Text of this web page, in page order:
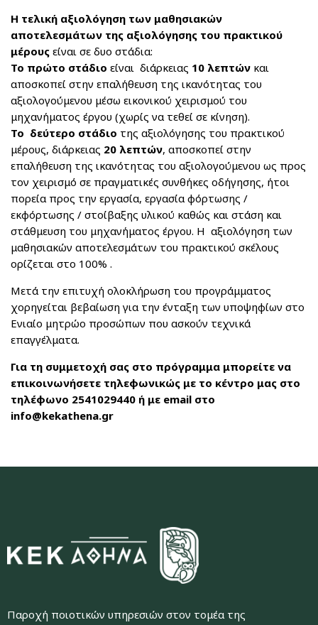
Η τελική αξιολόγηση των μαθησιακών
αποτελεσμάτων της αξιολόγησης του πρακτικού
μέρους είναι σε δυο στάδια:
Το πρώτο στάδιο είναι διάρκειας 10 λεπτών και
αποσκοπεί στην επαλήθευση της ικανότητας του
αξιολογούμενου μέσω εικονικού χειρισμού του
μηχανήματος έργου (χωρίς να τεθεί σε κίνηση).
Το δεύτερο στάδιο της αξιολόγησης του πρακτικού
μέρους, διάρκειας 20 λεπτών, αποσκοπεί στην
επαλήθευση της ικανότητας του αξιολογούμενου ως προς
τον χειρισμό σε πραγματικές συνθήκες οδήγησης, ήτοι
πορεία προς την εργασία, εργασία φόρτωσης /
εκφόρτωσης / στοίβαξης υλικού καθώς και στάση και
στάθμευση του μηχανήματος έργου. Η αξιολόγηση των
μαθησιακών αποτελεσμάτων του πρακτικού σκέλους
ορίζεται στο 100% .
Μετά την επιτυχή ολοκλήρωση του προγράμματος
χορηγείται βεβαίωση για την ένταξη των υποψηφίων στο
Ενιαίο μητρώο προσώπων που ασκούν τεχνικά
επαγγέλματα.
Για τη συμμετοχή σας στο πρόγραμμα μπορείτε να
επικοινωνήσετε τηλεφωνικώς με το κέντρο μας στο
τηλέφωνο 2541029440 ή με email στο
info@kekathena.gr
Παροχή ποιοτικών υπηρεσιών στον τομέα της